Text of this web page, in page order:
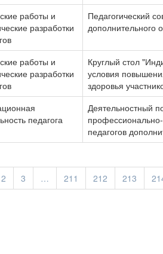
работы и
разработки
Педагогический
дополнительного
работы и
разработки
Круглый стол
условия
здоровья
педагога
Деятельностный
профессионально-
педагогов
2 3 … 211 212 213